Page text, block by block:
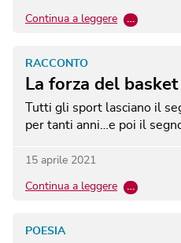
Continua a leggere …
La forza del basket
RACCONTO
Tutti gli sport lasciano il
per tanti anni…e poi il
15 aprile 2021
Continua a leggere …
POESIA